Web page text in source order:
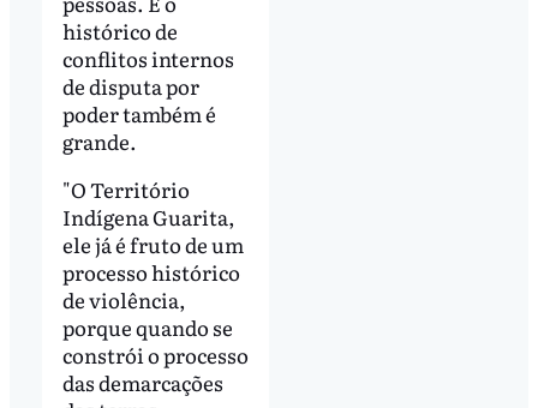
histórico de
conflitos internos
de disputa por
poder também é
grande.
"O Território
Indígena Guarita,
ele já é fruto de um
processo histórico
de violência,
porque quando se
constrói o processo
das demarcações